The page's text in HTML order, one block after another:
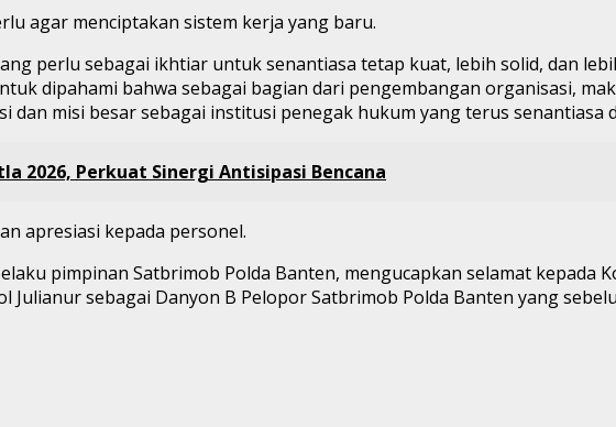
agar menciptakan sistem kerja yang baru.
perlu sebagai ikhtiar untuk senantiasa tetap kuat, lebih solid, dan
dipahami bahwa sebagai bagian dari pengembangan organisasi,
misi besar sebagai institusi penegak hukum yang terus senantiasa
2026, Perkuat Sinergi Antisipasi Bencana
apresiasi kepada personel.
pimpinan Satbrimob Polda Banten, mengucapkan selamat kepada
sebagai Danyon B Pelopor Satbrimob Polda Banten yang